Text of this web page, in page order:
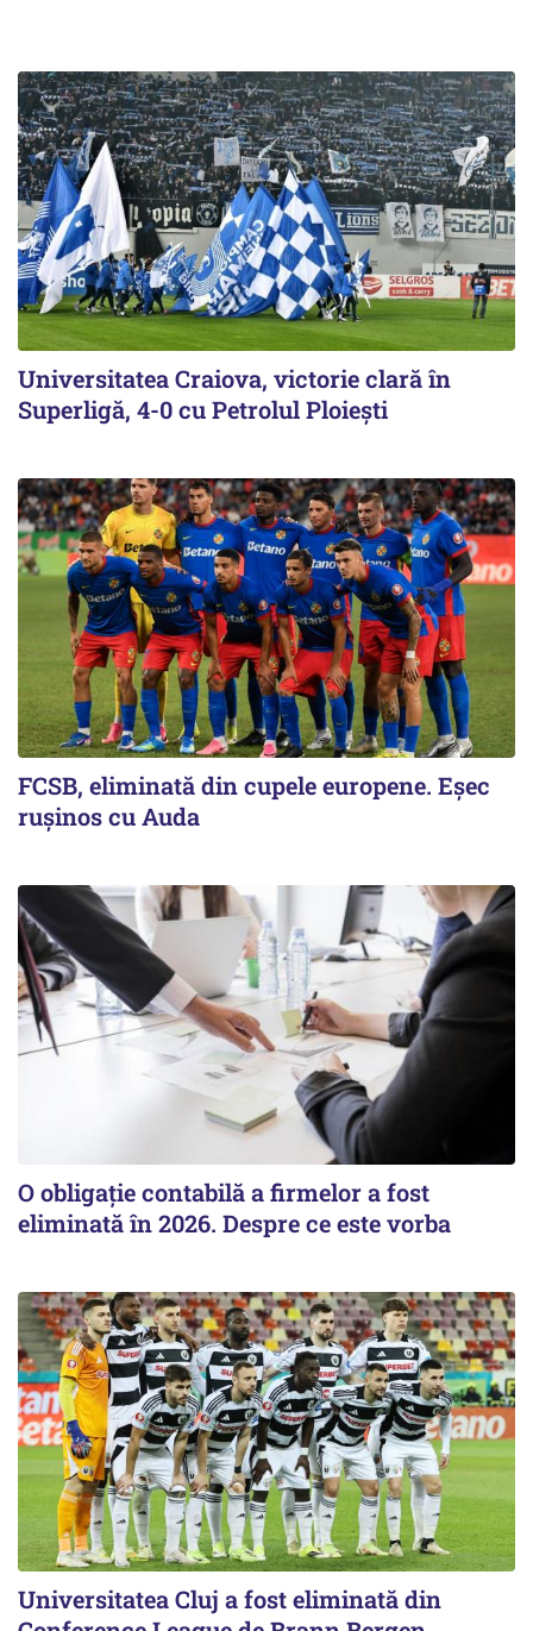
Universitatea Craiova, victorie clară în
Superligă, 4-0 cu Petrolul Ploieşti
FCSB, eliminată din cupele europene. Eşec
ruşinos cu Auda
O obligație contabilă a firmelor a fost
eliminată în 2026. Despre ce este vorba
Universitatea Cluj a fost eliminată din